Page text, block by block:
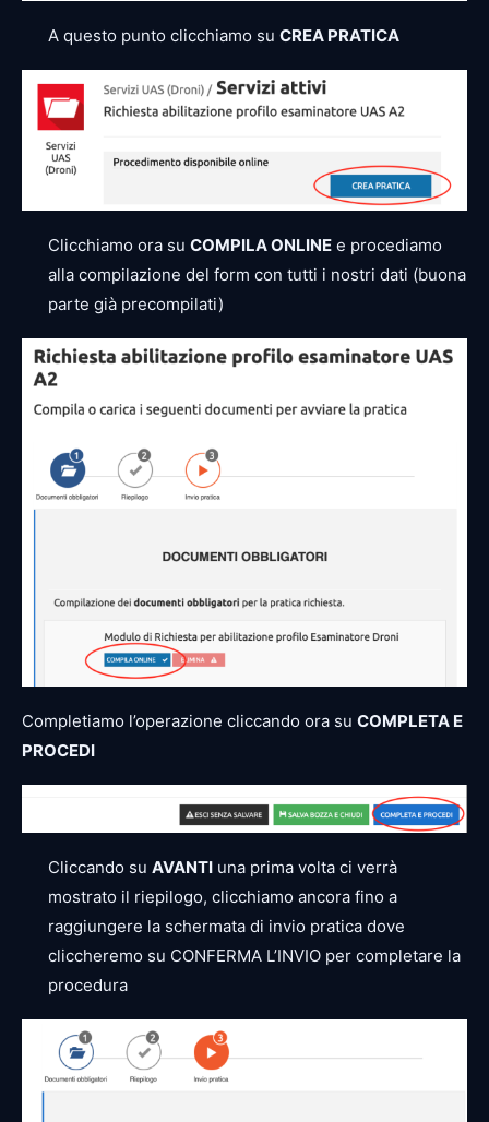
A questo punto clicchiamo su CREA PRATICA
Clicchiamo ora su COMPILA ONLINE e procediamo
alla compilazione del form con tutti i nostri dati (buona
parte già precompilati)
Completiamo l’operazione cliccando ora su COMPLETA E
PROCEDI
Cliccando su AVANTI una prima volta ci verrà
mostrato il riepilogo, clicchiamo ancora fino a
raggiungere la schermata di invio pratica dove
cliccheremo su CONFERMA L’INVIO per completare la
procedura